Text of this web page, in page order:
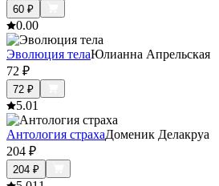
60 ₽
0.00
Эволюция телаЮлианна Апрельская
72 ₽
72 ₽
5.01
Антология страхаДоменик Делакруа
204 ₽
204 ₽